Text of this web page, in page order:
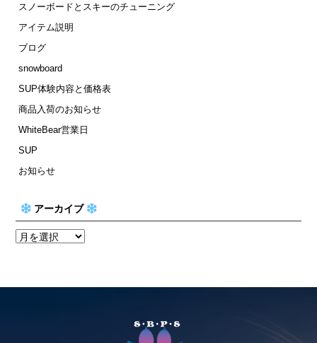
スノーボードとスキーのチューニング
アイテム説明
ブログ
snowboard
SUP体験内容と価格表
商品入荷のお知らせ
WhiteBear営業日
SUP
お知らせ
アーカイブ